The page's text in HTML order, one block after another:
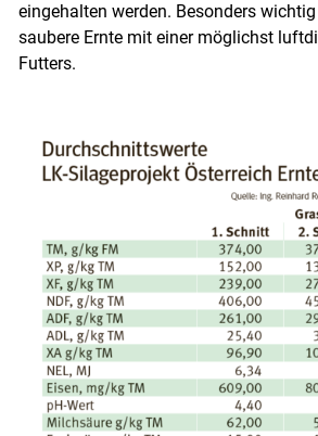
eingehalten werden. Besonders
saubere Ernte mit einer möglichst
Futters.